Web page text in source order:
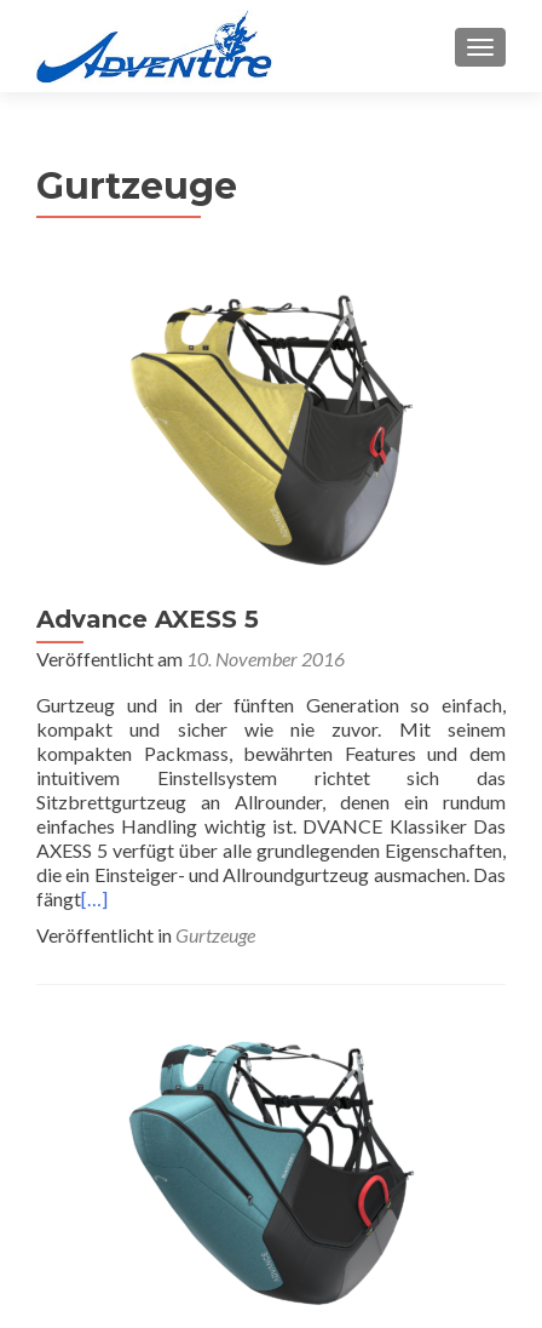
MENU
Gurtzeuge
Advance AXESS 5
Veröffentlicht am 10. November 2016
Gurtzeug und in der fünften Generation so einfach,
kompakt und sicher wie nie zuvor. Mit seinem
kompakten Packmass, bewährten Features und dem
intuitivem Einstellsystem richtet sich das
Sitzbrettgurtzeug an Allrounder, denen ein rundum
einfaches Handling wichtig ist. DVANCE Klassiker Das
AXESS 5 verfügt über alle grundlegenden Eigenschaften,
die ein Einsteiger- und Allroundgurtzeug ausmachen. Das
fängt[…]
Veröffentlicht in Gurtzeuge